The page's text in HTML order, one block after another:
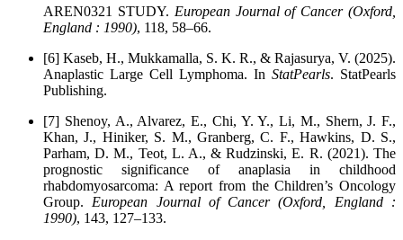
AREN0321 STUDY. European Journal of Cancer (Oxford,
England : 1990), 118, 58–66.
[6] Kaseb, H., Mukkamalla, S. K. R., & Rajasurya, V. (2025).
Anaplastic Large Cell Lymphoma. In StatPearls. StatPearls
Publishing.
[7] Shenoy, A., Alvarez, E., Chi, Y. Y., Li, M., Shern, J. F.,
Khan, J., Hiniker, S. M., Granberg, C. F., Hawkins, D. S.,
Parham, D. M., Teot, L. A., & Rudzinski, E. R. (2021). The
prognostic significance of anaplasia in childhood
rhabdomyosarcoma: A report from the Children’s Oncology
Group.European Journal of Cancer (Oxford, England :
1990), 143, 127–133.